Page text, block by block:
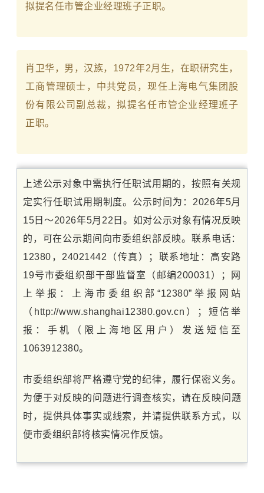
拟提名任市管企业经理班子正职。
肖卫华，男，汉族，1972年2月生，在职研究生，
工商管理硕士，中共党员，现任上海电气集团股
份有限公司副总裁，拟提名任市管企业经理班子
正职。
上述公示对象中需执行任职试用期的，按照有关规
定实行任职试用期制度。公示时间为：2026年5月
15日～2026年5月22日。如对公示对象有情况反映
的，可在公示期间向市委组织部反映。联系电话：
12380 ，24021442（传真）；联系地址：高安路
19号市委组织部干部监督室（邮编200031）；网
上举报：上海市委组织部“12380”举报网站
（http://www.shanghai12380.gov.cn）；短信举
报：手机（限上海地区用户）发送短信至
1063912380。
市委组织部将严格遵守党的纪律，履行保密义务。
为便于对反映的问题进行调查核实，请在反映问题
时，提供具体事实或线索，并请提供联系方式，以
便市委组织部将核实情况作反馈。